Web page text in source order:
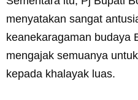
menyatakan sangat
keanekaragaman budaya
mengajak semuanya
kepada khalayak luas.